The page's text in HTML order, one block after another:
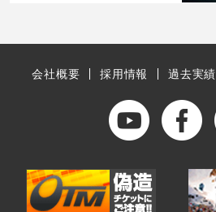
会社概要 採用情報 過去実績